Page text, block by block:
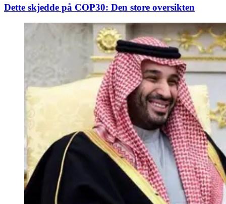
Dette skjedde på COP30: Den store oversikten